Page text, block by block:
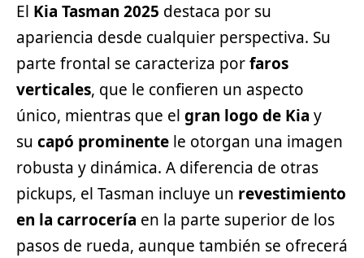
El Kia Tasman 2025 destaca por su
apariencia desde cualquier perspectiva. Su
parte frontal se caracteriza porfaros
verticales, que le confieren un aspecto
único, mientras que el gran logo de Kia y
su capó prominente le otorgan una imagen
robusta y dinámica. A diferencia de otras
pickups, el Tasman incluye un revestimiento
en la carrocería en la parte superior de los
pasos de rueda, aunque también se ofrecerá